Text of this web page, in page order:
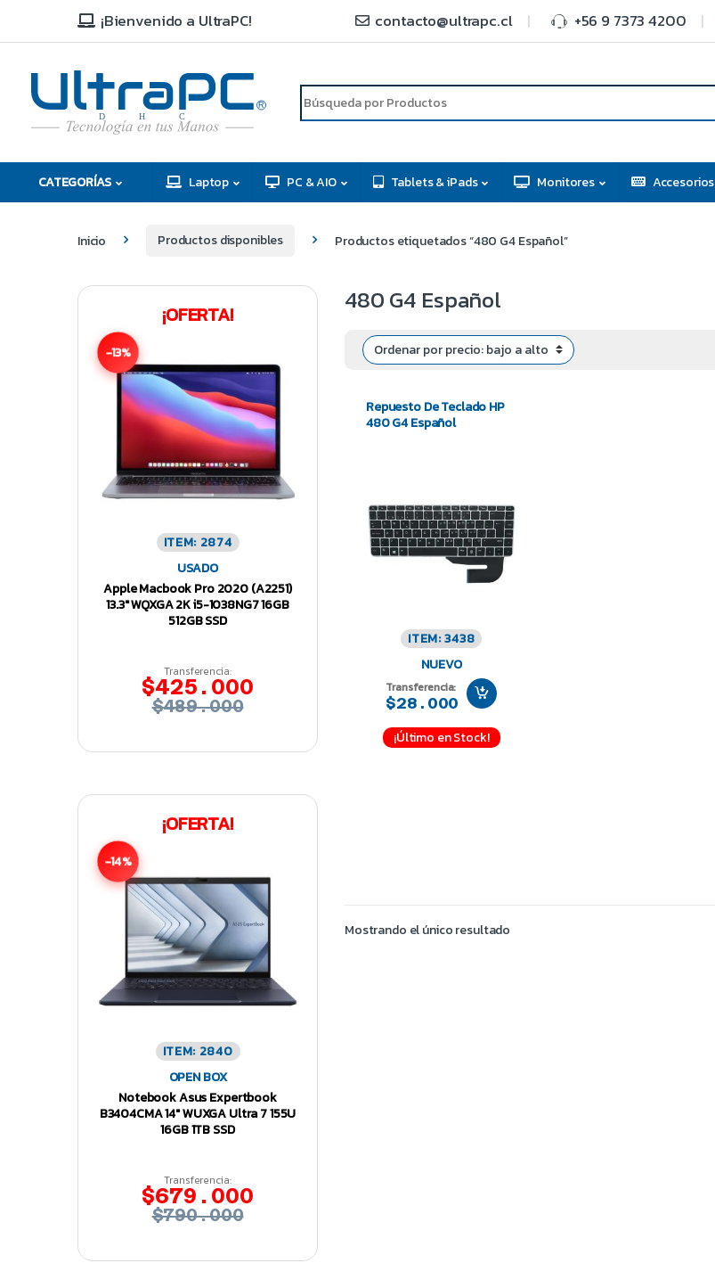
¡Bienvenido a UltraPC! contacto@ultrapc.cl +56 9 7373 4200
C
H
D
R
CATEGORÍAS Laptop PC & AIO Tablets & iPads Monitores Accesorios
Inicio Productos disponibles Productos etiquetados “480 G4 Español”
480 G4 Español
Repuesto De Teclado HP
480 G4 Español
ITEM: 3438
NUEVO
Transferencia:
$28.000
¡Último en Stock!
Mostrando el único resultado
¡OFERTA!
-13%
ITEM: 2874
USADO
Apple Macbook Pro 2020 (A2251)
13.3″ WQXGA 2K i5-1038NG7 16GB
512GB SSD
Transferencia:
$425.000
$489.000
¡OFERTA!
-14%
ITEM: 2840
OPEN BOX
Notebook Asus Expertbook
B3404CMA 14″ WUXGA Ultra 7 155U
16GB 1TB SSD
Transferencia:
$679.000
$790.000